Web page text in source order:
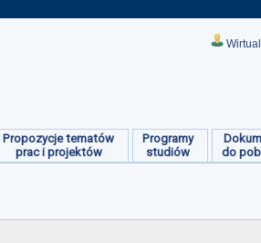
Propozycje tematów
prac i projektów
Programy
studiów
do